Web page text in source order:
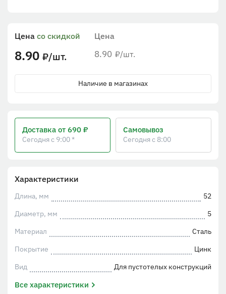
Характеристики
Длина, мм
52
Диаметр, мм
5
Материал
Сталь
Покрытие
Цинк
Вид
Для пустотелых конструкций
Все характеристики
Цена
8.90 ₽/шт.
Цена со скидкой
8.90 ₽/шт.
Наличие в магазинах
Доставка от 690 ₽
Сегодня с 9:00 *
Самовывоз
Сегодня с 8:00